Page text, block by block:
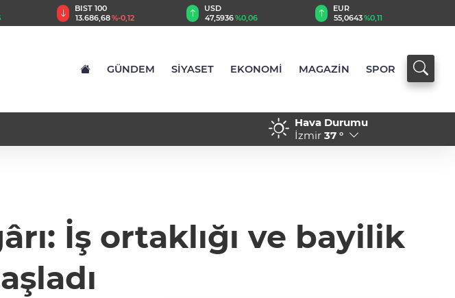
USD
47,5936%0,06
EUR
55,0643%0,11
GBP
64,2088%0,18
GÜNDEM SİYASET EKONOMİ MAGAZİN SPOR
10:46 - Bursa Osmangazili
Hava Durumu
İzmir 37 °
İş ortaklığı ve bayilik